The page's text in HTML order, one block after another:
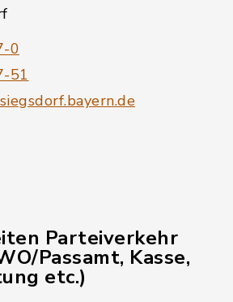
0
51
Parteiverkehr
Passamt, Kasse,
etc.)